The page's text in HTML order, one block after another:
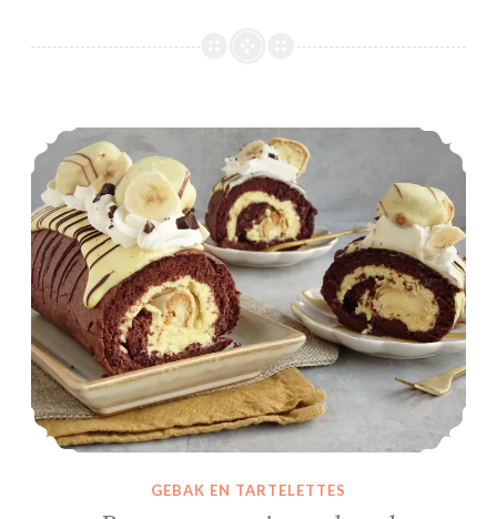
z
e
l
n
o
t
c
u
p
c
a
Bananensoesjes cakerol
GEBAK EN TARTELETTES